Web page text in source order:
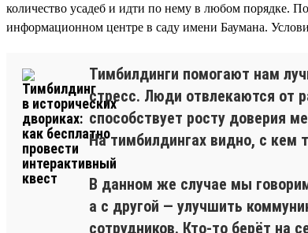
количество усадеб и идти по нему в любом порядке.
информационном центре в саду имени Баумана.
Тимбилдинги помогают нам
стресс. Люди отвлекаются от
способствует росту доверия
На тимбилдингах видно, с кем
В данном же случае мы
а с другой — улучшить
сотрудников. Кто-то берёт на